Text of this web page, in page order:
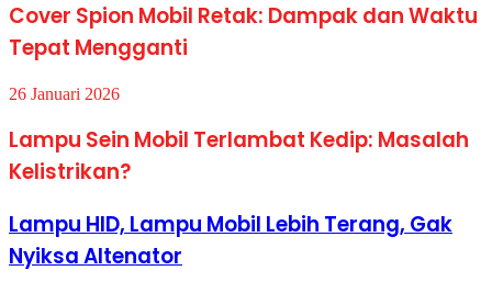
Cover Spion Mobil Retak: Dampak dan Waktu
Tepat Mengganti
26 Januari 2026
Lampu Sein Mobil Terlambat Kedip: Masalah
Kelistrikan?
Lampu HID, Lampu Mobil Lebih Terang, Gak
Nyiksa Altenator